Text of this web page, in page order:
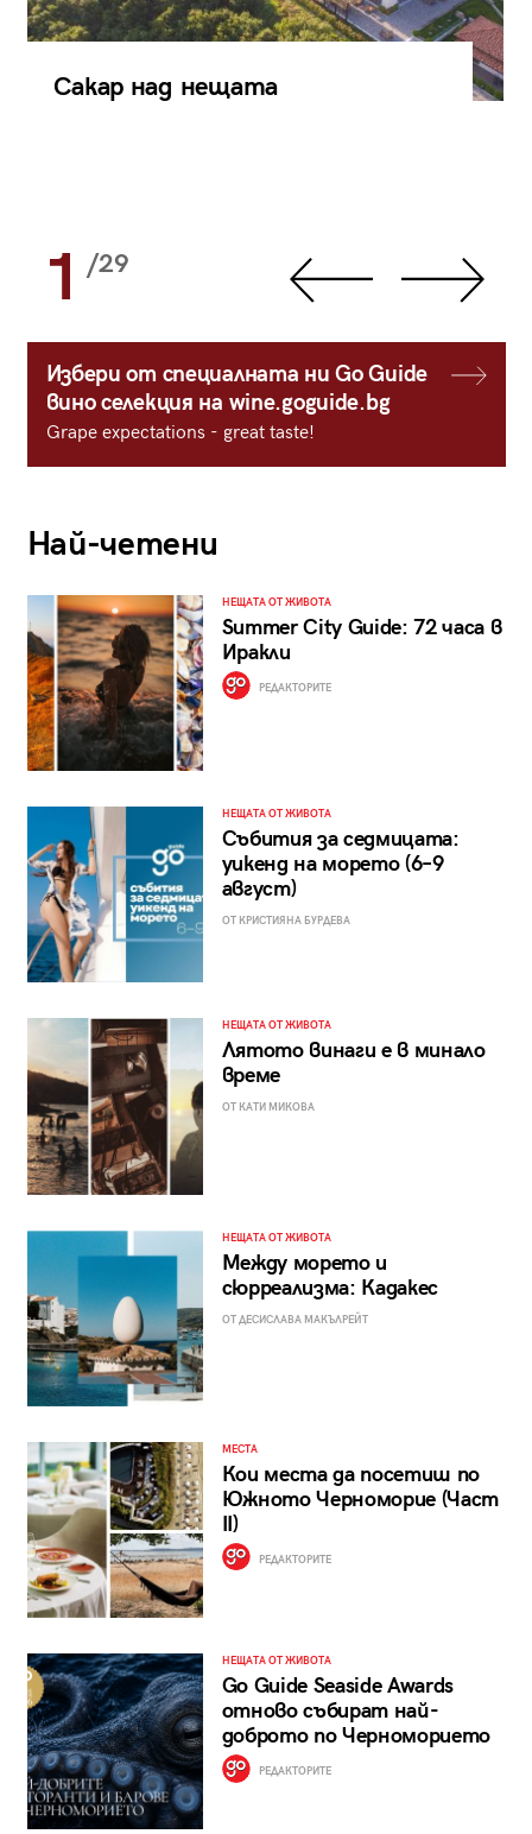
Сакар над нещата
1 /29
Избери от специалната ни Go Guide
вино селекция на wine.goguide.bg
Grape expectations - great taste!
Най-четени
НЕЩАТА ОТ ЖИВОТА
Summer City Guide: 72 часа в
Иракли
РЕДАКТОРИТЕ
НЕЩАТА ОТ ЖИВОТА
Събития за седмицата:
уикенд на морето (6–9
август)
ОТ КРИСТИЯНА БУРДЕВА
НЕЩАТА ОТ ЖИВОТА
Лятото винаги е в минало
време
ОТ КАТИ МИКОВА
НЕЩАТА ОТ ЖИВОТА
Между морето и
сюрреализма: Кадакес
ОТ ДЕСИСЛАВА МАКЪЛРЕЙТ
МЕСТА
Кои места да посетиш по
Южното Черноморие (Част
II)
РЕДАКТОРИТЕ
НЕЩАТА ОТ ЖИВОТА
Go Guide Seaside Awards
отново събират най-
доброто по Черноморието
РЕДАКТОРИТЕ